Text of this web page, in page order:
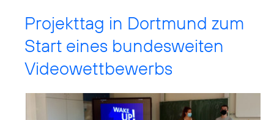
Projekttag in Dortmund zum
Start eines bundesweiten
Videowettbewerbs